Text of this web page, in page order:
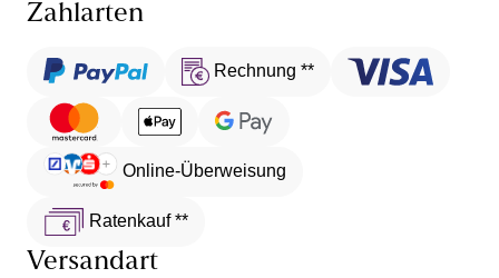
Zahlarten
Rechnung **
Online-Überweisung
Ratenkauf **
Versandart